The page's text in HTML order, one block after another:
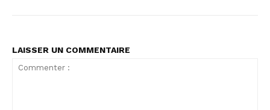
LAISSER UN COMMENTAIRE